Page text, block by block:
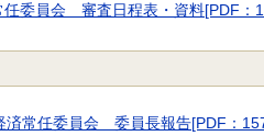
任委員会 審査日程表・資料[PDF：
常任委員会 委員長報告[PDF：